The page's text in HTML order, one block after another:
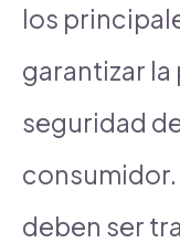
los
garantizar
seguridad
consumidor.
deben ser